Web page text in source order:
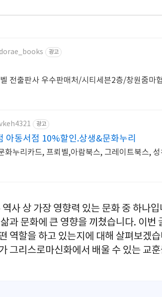
광고
전출판사 우수판매처/시티세븐2층/창원줌마
광고
아동서점 10%할인.상생&문화누리
화누리카드, 프뢰벨,아람북스, 그레이트북스, 성
사 상 가장 영향력 있는 문화 중 하나
과 문화에 큰 영향을 끼쳤습니다. 이
역할을 하고 있는지에 대해 살펴보겠
그리스로마신화에서 배울 수 있는 교